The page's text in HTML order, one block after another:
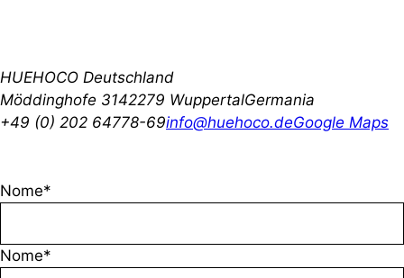
HUEHOCO Deutschland
Möddinghofe 3142279 WuppertalGermania
+49 (0) 202 64778-69info@huehoco.deGoogle Maps
Nome*
Nome*